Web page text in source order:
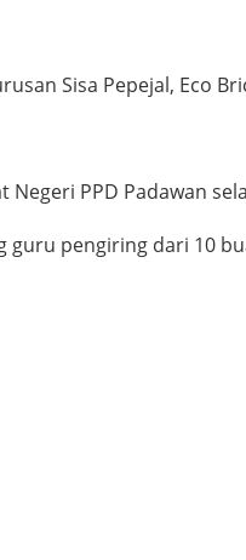
Sisa Pepejal, Eco
PPD Padawan
guru pengiring dari 10